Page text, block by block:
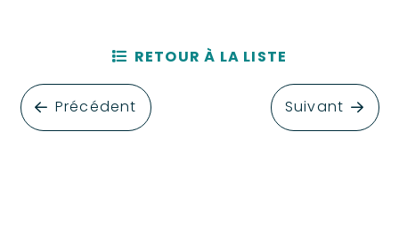
Précédent
RETOUR À LA LISTE
Suivant